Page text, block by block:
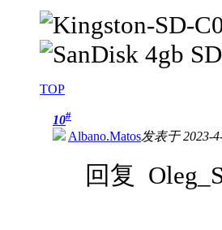
TOP
10#
Albano.Matos发表于 2023-
回复